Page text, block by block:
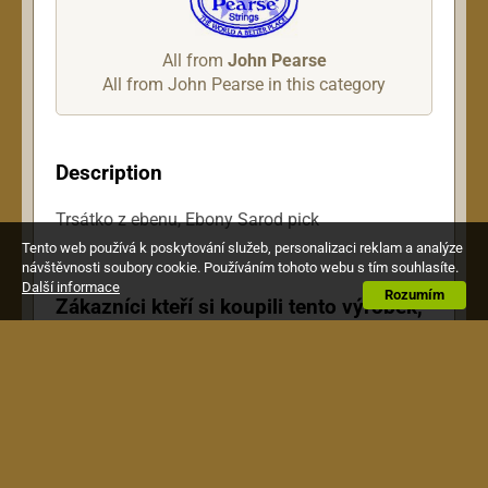
All from John Pearse
All from John Pearse in this category
Description
Trsátko z ebenu, Ebony Sarod pick
Zákazníci kteří si koupili tento výrobek,
Tento web používá k poskytování služeb, personalizaci reklam a analýze
návštěvnosti soubory cookie. Používáním tohoto webu s tím souhlasíte.
Rozumím
Další informace